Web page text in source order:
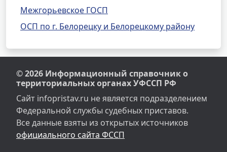
Межгорьевское ГОСП
ОСП по г. Белорецку и Белорецкому району
© 2026 Информационный справочник о
территориальных органах УФССП РФ
Сайт infopristav.ru не является подразделением
Федеральной службы судебных приставов.
Все данные взяты из открытых источников
официального сайта ФССП